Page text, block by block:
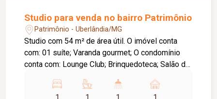
Studio para venda no bairro Patrimônio
Patrimônio - Uberlândia/MG
Studio com 54 m² de área útil. O imóvel conta
com: 01 suíte; Varanda gourmet; O condomínio
conta com: Lounge Club; Brinquedoteca; Salão de
Piscina climatizada com cascata; Sauna; Vaga